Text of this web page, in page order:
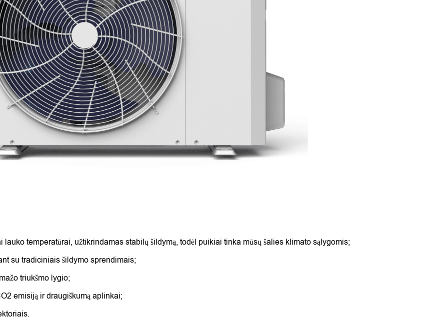
temperatūrai, užtikrindamas stabilų šildymą, todėl puikiai tinka mūsų šalies klimato sąlygomis;
su tradiciniais šildymo sprendimais;
triukšmo lygio;
emisiją ir draugiškumą aplinkai;